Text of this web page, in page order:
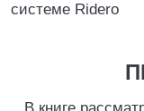
системе Ridero